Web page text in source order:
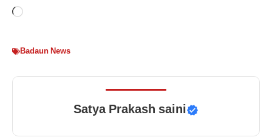
Loading…
Badaun News
Satya Prakash saini